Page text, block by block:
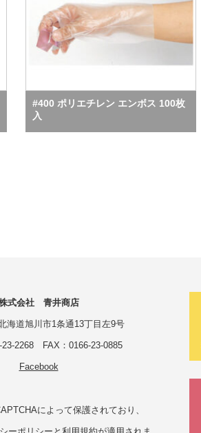
#400 ポリエチレン エンボス 100枚
入
式会社 青井商店
海道旭川市1条通13丁目左9号
23-2268 FAX：0166-23-0885
Facebook
によって保護されており、
ーポリシー と 利用規約が適用されま